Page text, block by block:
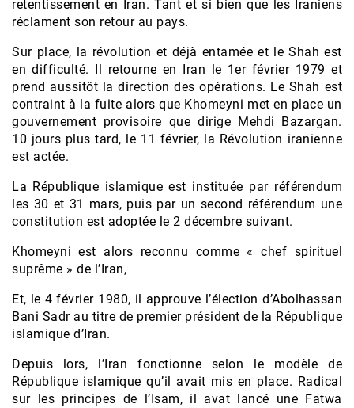
retentissement en Iran. Tant et si bien que les Iraniens
réclament son retour au pays.
Sur place, la révolution et déjà entamée et le Shah est
en difficulté. Il retourne en Iran le 1er février 1979 et
prend aussitôt la direction des opérations. Le Shah est
contraint à la fuite alors que Khomeyni met en place un
gouvernement provisoire que dirige Mehdi Bazargan.
10 jours plus tard, le 11 février, la Révolution iranienne
est actée.
La République islamique est instituée par référendum
les 30 et 31 mars, puis par un second référendum une
constitution est adoptée le 2 décembre suivant.
Khomeyni est alors reconnu comme « chef spirituel
suprême » de l’Iran,
Et, le 4 février 1980, il approuve l’élection d’Abolhassan
Bani Sadr au titre de premier président de la République
islamique d’Iran.
Depuis lors, l’Iran fonctionne selon le modèle de
République islamique qu’il avait mis en place. Radical
sur les principes de l’Isam, il avat lancé une Fatwa